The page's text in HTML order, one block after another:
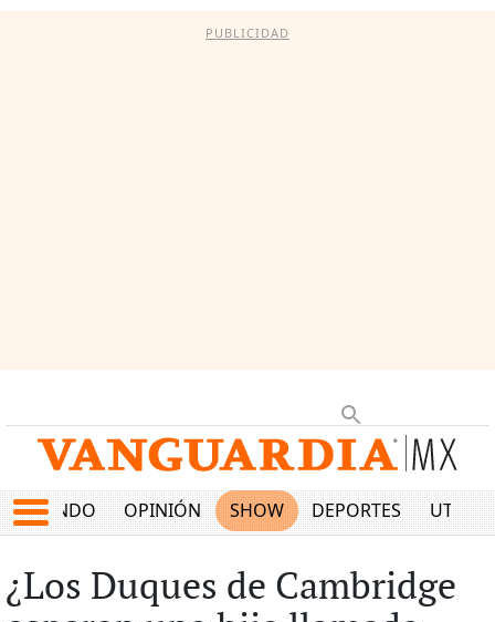
PUBLICIDAD
MUNDO OPINIÓN SHOW DEPORTES
¿Los Duques de Cambridge